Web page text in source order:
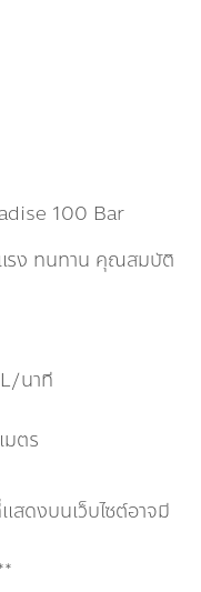
100 Bar
รง ทนทาน คุณสมบัติ
นาที
มตร
สดงบนเว็บไซต์อาจมี